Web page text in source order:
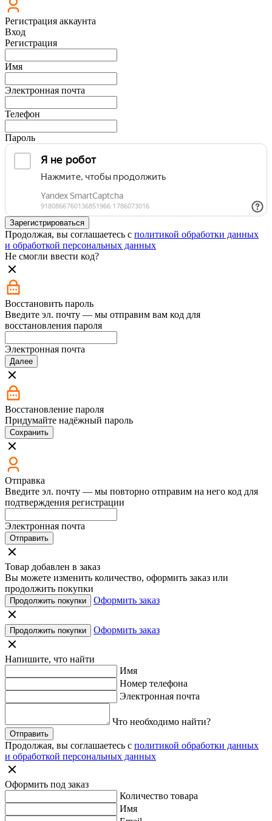
Регистрация аккаунта
Вход
Регистрация
Имя
Электронная почта
Телефон
Пароль
Зарегистрироваться
Продолжая, вы соглашаетесь с политикой обработки данных
и обработкой персональных данных
Не смогли ввести код?
Восстановить пароль
Введите эл. почту — мы отправим вам код для
восстановления пароля
Электронная почта
Далее
Восстановление пароля
Придумайте надёжный пароль
Сохранить
Отправка
Введите эл. почту — мы повторно отправим на него код для
подтверждения регистрации
Электронная почта
Отправить
Товар добавлен в заказ
Вы можете изменить количество, оформить заказ или
продолжить покупки
Продолжить покупки Оформить заказ
Продолжить покупки Оформить заказ
Напишите, что найти
Имя
Номер телефона
Электронная почта
Что необходимо найти?
Отправить
Продолжая, вы соглашаетесь с политикой обработки данных
и обработкой персональных данных
Оформить под заказ
Количество товара
Имя